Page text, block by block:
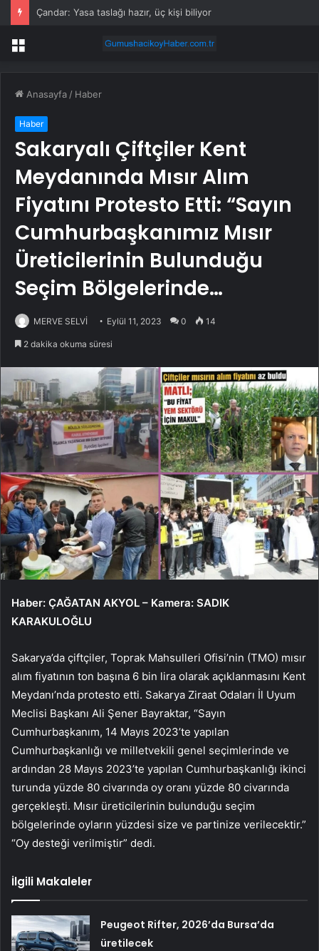
Çandar: Yasa taslağı hazır, üç kişi biliyor
Menü
Anasayfa / Haber
Haber
Sakaryalı Çiftçiler Kent
Meydanında Mısır Alım
Fiyatını Protesto Etti: “Sayın
Cumhurbaşkanımız Mısır
Üreticilerinin Bulunduğu
Seçim Bölgelerinde…
MERVE SELVİ Eylül 11, 2023 0 14
2 dakika okuma süresi
Haber: ÇAĞATAN AKYOL – Kamera: SADIK
KARAKULOĞLU
Sakarya’da çiftçiler, Toprak Mahsulleri Ofisi’nin (TMO) mısır
alım fiyatının ton başına 6 bin lira olarak açıklanmasını Kent
Meydanı’nda protesto etti. Sakarya Ziraat Odaları İl Uyum
Meclisi Başkanı Ali Şener Bayraktar, “Sayın
Cumhurbaşkanım, 14 Mayıs 2023’te yapılan
Cumhurbaşkanlığı ve milletvekili genel seçimlerinde ve
ardından 28 Mayıs 2023’te yapılan Cumhurbaşkanlığı ikinci
turunda yüzde 80 civarında oy oranı yüzde 80 civarında
gerçekleşti. Mısır üreticilerinin bulunduğu seçim
bölgelerinde oyların yüzdesi size ve partinize verilecektir.”
“Oy desteği verilmiştir” dedi.
İlgili Makaleler
Peugeot Rifter, 2026’da Bursa’da
üretilecek